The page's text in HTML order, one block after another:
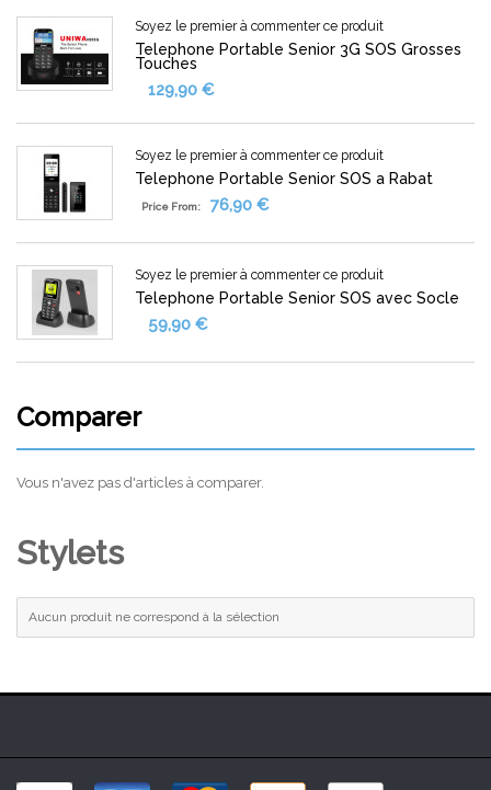
Soyez le premier à commenter ce produit
Telephone Portable Senior 3G SOS Grosses
Touches
129,90 €
Soyez le premier à commenter ce produit
Telephone Portable Senior SOS a Rabat
Price From: 76,90 €
Soyez le premier à commenter ce produit
Telephone Portable Senior SOS avec Socle
59,90 €
Comparer
Vous n'avez pas d'articles à comparer.
Stylets
Aucun produit ne correspond à la sélection